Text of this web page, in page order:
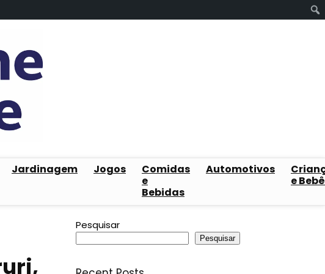
Jardinagem Jogos
Comidas
e
Bebidas
Automotivos
e
Pesquisar
Pesquisar